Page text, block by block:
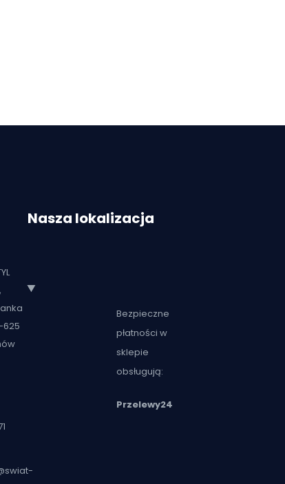
625
Nasza lokalizacja
Bezpieczne
płatności w
sklepie
obsługują:
Przelewy24